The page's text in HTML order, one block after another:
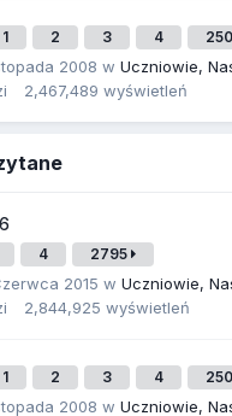
1 2 3 4
2008 w Uczniowie,
2,467,489 wyświetleń
4 2795
2015 w Uczniowie,
2,844,925 wyświetleń
1 2 3 4
2008 w Uczniowie,